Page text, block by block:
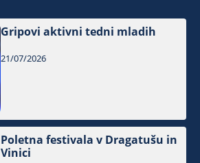
Gripovi aktivni tedni mladih
21/07/2026
Poletna festivala v Dragatušu in
Vinici